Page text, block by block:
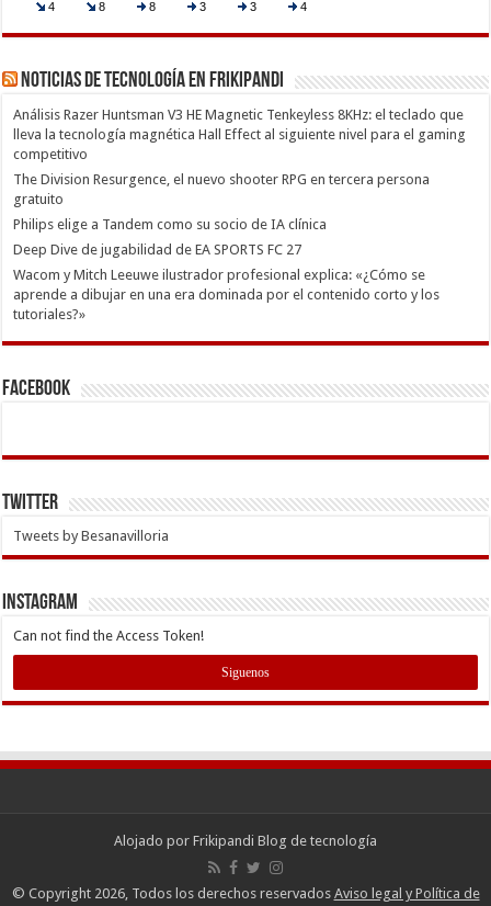
Noticias de Tecnología en Frikipandi
Análisis Razer Huntsman V3 HE Magnetic Tenkeyless 8KHz: el teclado que
lleva la tecnología magnética Hall Effect al siguiente nivel para el gaming
competitivo
The Division Resurgence, el nuevo shooter RPG en tercera persona
gratuito
Philips elige a Tandem como su socio de IA clínica
Deep Dive de jugabilidad de EA SPORTS FC 27
Wacom y Mitch Leeuwe ilustrador profesional explica: «¿Cómo se
aprende a dibujar en una era dominada por el contenido corto y los
tutoriales?»
Facebook
Twitter
Tweets by Besanavilloria
INSTAGRAM
Can not find the Access Token!
Siguenos
Alojado por Frikipandi Blog de tecnología
© Copyright 2026, Todos los derechos reservados Aviso legal y Política de